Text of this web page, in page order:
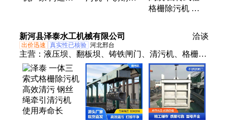
格栅除污机 不
环式反捞式 批
新河县泽泰水工机械有限公司 洽谈
出价迅速 真实性已核验 河北邢台
主营： 液压坝、翻板坝、铸铁闸门、清污机、格栅除
污机、钢制机闸、止水闸门、液压钢坝、翻板闸门、
渠道闸门、定轮钢闸门、不锈钢机闸、液压合页坝、
液压升降坝、不锈钢堰门、底轴钢坝闸门、铸铁镶铜
闸门、农田灌溉闸门、不锈钢插板闸门、水库不锈钢
闸门、化工专用钢闸门